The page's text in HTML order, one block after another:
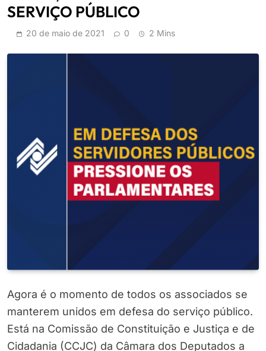
SERVIÇO PÚBLICO
20 de maio de 2021 0 2 Mins
Agora é o momento de todos os associados se
manterem unidos em defesa do serviço público.
Está na Comissão de Constituição e Justiça e de
Cidadania (CCJC) da Câmara dos Deputados a